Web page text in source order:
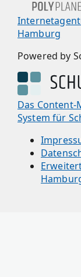
Hamburg
Powered by
Das Content-
System für